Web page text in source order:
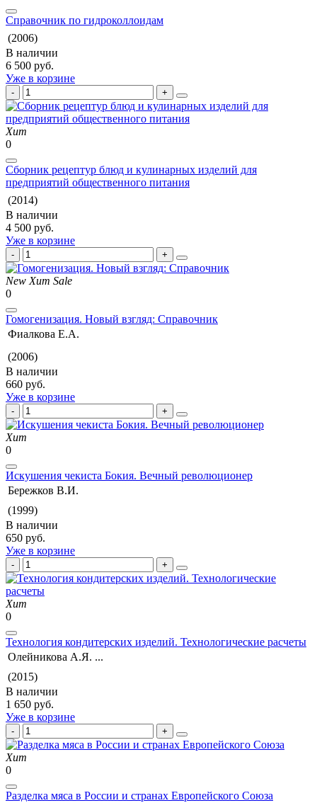
Справочник по гидроколлоидам
(2006)
В наличии
6 500 руб.
Уже в корзине
Хит
0
Сборник рецептур блюд и кулинарных изделий для
предприятий общественного питания
(2014)
В наличии
4 500 руб.
Уже в корзине
New Хит Sale
0
Гомогенизация. Новый взгляд: Справочник
Фиалкова Е.А.
(2006)
В наличии
660 руб.
Уже в корзине
Хит
0
Искушения чекиста Бокия. Вечный революционер
Бережков В.И.
(1999)
В наличии
650 руб.
Уже в корзине
Хит
0
Технология кондитерских изделий. Технологические расчеты
Олейникова А.Я. ...
(2015)
В наличии
1 650 руб.
Уже в корзине
Хит
0
Разделка мяса в России и странах Европейского Союза